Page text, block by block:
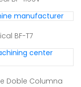
BF-T7
Doble Columna